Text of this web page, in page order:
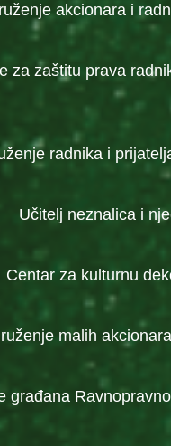
akcionara i
za zaštitu prava
radnika i
Učitelj neznalica i
Centar za kulturnu
malih
građana